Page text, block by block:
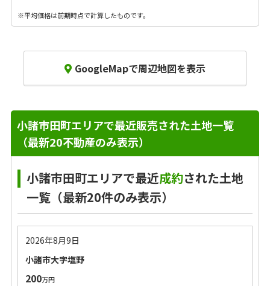
※平均価格は前期時点で計算したものです。
GoogleMapで周辺地図を表示
小諸市田町エリアで最近販売された土地一覧
（最新20不動産のみ表示）
小諸市田町エリアで最近成約された土地
一覧（最新20件のみ表示）
2026年8月9日
小諸市大字塩野
200万円